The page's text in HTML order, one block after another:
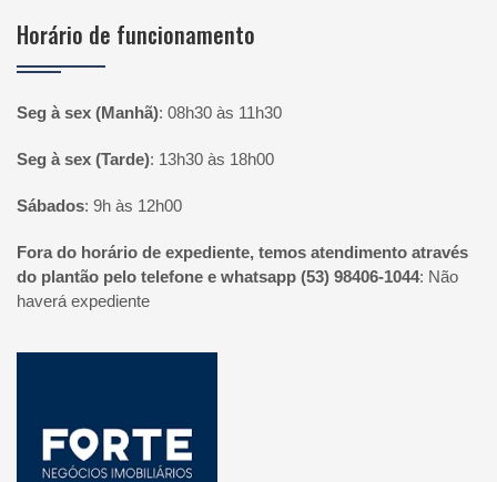
Horário de funcionamento
Seg à sex (Manhã): 08h30 às 11h30
Seg à sex (Tarde): 13h30 às 18h00
Sábados: 9h às 12h00
Fora do horário de expediente, temos atendimento através
do plantão pelo telefone e whatsapp (53) 98406-1044: Não
haverá expediente